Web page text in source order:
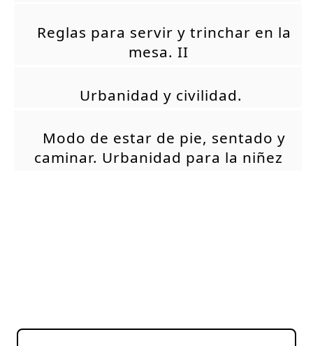
Reglas para servir y trinchar en la
mesa. II
Urbanidad y civilidad.
Modo de estar de pie, sentado y
caminar. Urbanidad para la niñez